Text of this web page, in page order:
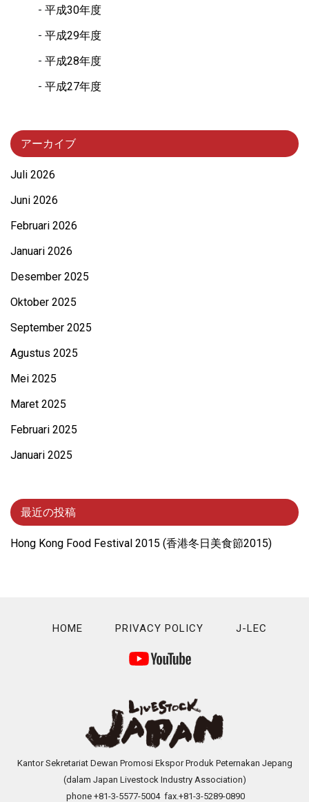
平成30年度
平成29年度
平成28年度
平成27年度
アーカイブ
Juli 2026
Juni 2026
Februari 2026
Januari 2026
Desember 2025
Oktober 2025
September 2025
Agustus 2025
Mei 2025
Maret 2025
Februari 2025
Januari 2025
最近の投稿
Hong Kong Food Festival 2015 (⾹港冬⽇美⾷節2015)
HOME PRIVACY POLICY J-LEC
Kantor Sekretariat Dewan Promosi Ekspor Produk Peternakan Jepang
(dalam Japan Livestock Industry Association)
phone +81-3-5577-5004 fax.+81-3-5289-0890